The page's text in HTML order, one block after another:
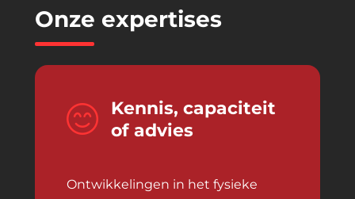
Onze expertises
Kennis, capaciteit
of advies
Ontwikkelingen in het fysieke